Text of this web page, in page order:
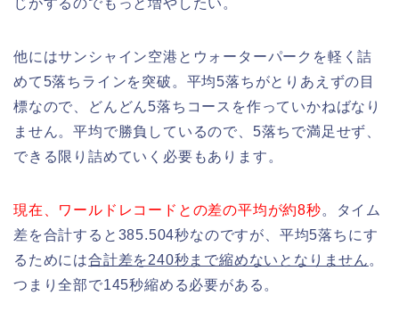
じがするのでもっと増やしたい。
他にはサンシャイン空港とウォーターパークを軽く詰
めて5落ちラインを突破。平均5落ちがとりあえずの目
標なので、どんどん5落ちコースを作っていかねばなり
ません。平均で勝負しているので、5落ちで満足せず、
できる限り詰めていく必要もあります。
現在、ワールドレコードとの差の平均が約8秒。タイム
差を合計すると385.504秒なのですが、平均5落ちにす
るためには合計差を240秒まで縮めないとなりません 。
つまり全部で145秒縮める必要がある。